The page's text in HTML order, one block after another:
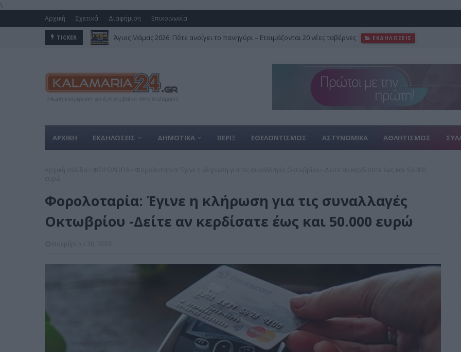
\
Αρχική Σχετικά Διαφήμιση Επικοινωνία
TICKER Άγιος Μάμας 2026: Πότε ανοίγει το πανηγύρι – Ετοιμάζονται 20 νέες ταβέρνες ΕΚΔΗΛΩΣΕΙΣ
ΑΡΧΙΚΗ ΕΚΔΗΛΩΣΕΙΣ ΔΗΜΟΤΙΚΑ ΠΕΡΙΞ ΕΘΕΛΟΝΤΙΣΜΟΣ ΑΣΤΥΝΟΜΙΚΑ ΑΘΛΗΤΙΣΜΟΣ
Φορολοταρία: Έγινε η κλήρωση για τις συναλλαγές
Οκτωβρίου -Δείτε αν κερδίσατε έως και 50.000 ευρώ